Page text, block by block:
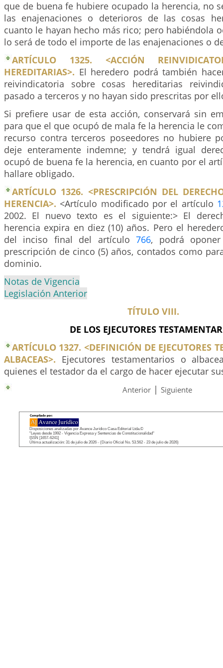
que de buena fe hubiere ocupado la herencia, no
las enajenaciones o deterioros de las cosas
cuanto le hayan hecho más rico; pero habiéndola
lo será de todo el importe de las enajenaciones o
ARTÍCULO 1325. <ACCIÓN
HEREDITARIAS>. El heredero podrá también
reivindicatoria sobre cosas hereditarias
pasado a terceros y no hayan sido prescritas por
Si prefiere usar de esta acción, conservará sin
para que el que ocupó de mala fe la herencia le
recurso contra terceros poseedores no hubiere
deje enteramente indemne; y tendrá igual
ocupó de buena fe la herencia, en cuanto por el
hallare obligado.
ARTÍCULO 1326. <PRESCRIPCIÓN DEL
HERENCIA>. <Artículo modificado por el artículo
2002. El nuevo texto es el siguiente:> El
herencia expira en diez (10) años. Pero el
del inciso final del artículo766, podrá
prescripción de cinco (5) años, contados como
dominio.
Notas de Vigencia
Legislación Anterior
TÍTULO VIII.
DE LOS EJECUTORES
ARTÍCULO 1327. <DEFINICIÓN DE EJECUTORES
ALBACEAS>. Ejecutores testamentarios o
quienes el testador da el cargo de hacer ejecutar
Anterior | Siguiente
Disposiciones analizadas por Avance Jurídico Casa Editorial Ltda.©
"Leyes desde 1992 - Vigencia Expresa y Sentencias de Constitucionalidad"
ISSN [1657-6241]
Última actualización: 31 de julio de 2026 - (Diario Oficial No. 53.562 - 23 de julio de 2026)